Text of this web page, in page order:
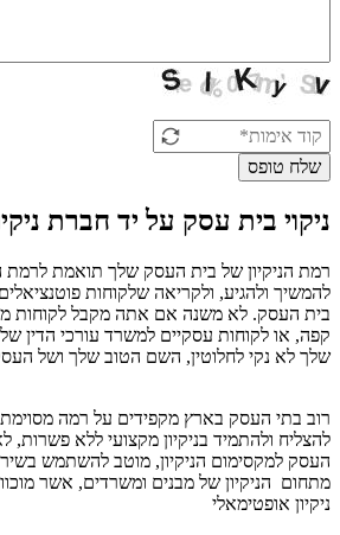
שלח טופס
ניקוי בית עסק על יד חברת
רמת הניקיון של בית העסק שלך תואמת לרמת
להמשיך ולהגיע, ולקריאה שלקוחות
בית העסק. לא משנה אם אתה מקבל לקוחות
קפה, או לקוחות עסקיים למשרד עורכי הדין
שלך לא נקי לחלוטין, השם הטוב שלך ושל
רוב בתי העסק בארץ מקפידים על רמה מסוימת
להצליח ולהתמיד בניקיון מקצועי ללא פשרות,
העסק למקסימום הניקיון, מוטב להשתמש
מתחום הניקיון של מבנים ומשרדים, אשר
ניקיון אופטימאלי